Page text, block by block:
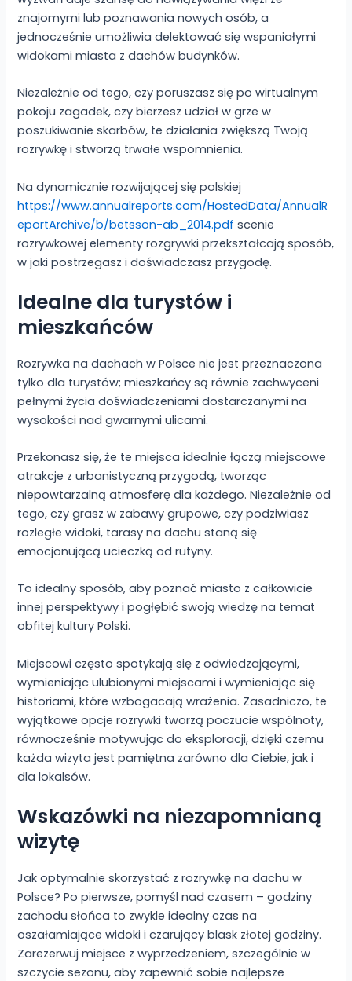
znajomymi lub poznawania nowych osób, a
jednocześnie umożliwia delektować się wspaniałymi
widokami miasta z dachów budynków.
Niezależnie od tego, czy poruszasz się po wirtualnym
pokoju zagadek, czy bierzesz udział w grze w
poszukiwanie skarbów, te działania zwiększą Twoją
rozrywkę i stworzą trwałe wspomnienia.
Na dynamicznie rozwijającej się polskiej
https://www.annualreports.com/HostedData/AnnualR
eportArchive/b/betsson-ab_2014.pdf scenie
rozrywkowej elementy rozgrywki przekształcają sposób,
w jaki postrzegasz i doświadczasz przygodę.
Idealne dla turystów i
mieszkańców
Rozrywka na dachach w Polsce nie jest przeznaczona
tylko dla turystów; mieszkańcy są równie zachwyceni
pełnymi życia doświadczeniami dostarczanymi na
wysokości nad gwarnymi ulicami.
Przekonasz się, że te miejsca idealnie łączą miejscowe
atrakcje z urbanistyczną przygodą, tworząc
niepowtarzalną atmosferę dla każdego. Niezależnie od
tego, czy grasz w zabawy grupowe, czy podziwiasz
rozległe widoki, tarasy na dachu staną się
emocjonującą ucieczką od rutyny.
To idealny sposób, aby poznać miasto z całkowicie
innej perspektywy i pogłębić swoją wiedzę na temat
obfitej kultury Polski.
Miejscowi często spotykają się z odwiedzającymi,
wymieniając ulubionymi miejscami i wymieniając się
historiami, które wzbogacają wrażenia. Zasadniczo, te
wyjątkowe opcje rozrywki tworzą poczucie wspólnoty,
równocześnie motywując do eksploracji, dzięki czemu
każda wizyta jest pamiętna zarówno dla Ciebie, jak i
dla lokalsów.
Wskazówki na niezapomnianą
wizytę
Jak optymalnie skorzystać z rozrywkę na dachu w
Polsce? Po pierwsze, pomyśl nad czasem – godziny
zachodu słońca to zwykle idealny czas na
oszałamiające widoki i czarujący blask złotej godziny.
Zarezerwuj miejsce z wyprzedzeniem, szczególnie w
szczycie sezonu, aby zapewnić sobie najlepsze